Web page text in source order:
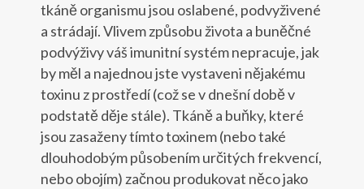
tkáně organismu jsou oslabené, podvyživené
a strádají. Vlivem způsobu života a buněčné
podvýživy váš imunitní systém nepracuje, jak
by měl a najednou jste vystaveni nějakému
toxinu z prostředí (což se v dnešní době v
podstatě děje stále). Tkáně a buňky, které
jsou zasaženy tímto toxinem (nebo také
dlouhodobým působením určitých frekvencí,
nebo obojím) začnou produkovat něco jako